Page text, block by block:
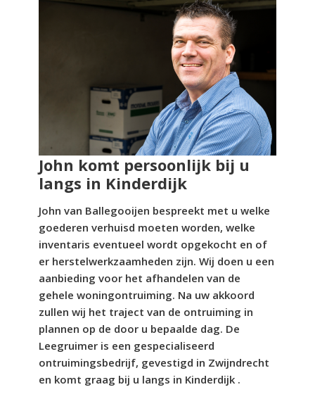
John komt persoonlijk bij u
langs in Kinderdijk
John van Ballegooijen bespreekt met u welke
goederen verhuisd moeten worden, welke
inventaris eventueel wordt opgekocht en of
er herstelwerkzaamheden zijn. Wij doen u een
aanbieding voor het afhandelen van de
gehele woningontruiming. Na uw akkoord
zullen wij het traject van de ontruiming in
plannen op de door u bepaalde dag. De
Leegruimer is een gespecialiseerd
ontruimingsbedrijf, gevestigd in Zwijndrecht
en komt graag bij u langs in Kinderdijk .